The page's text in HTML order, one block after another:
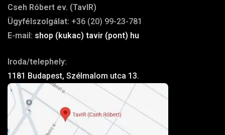
Cseh Róbert ev. (TavIR)
Ügyfélszolgálat: +36 (20) 99-23-781
E-mail: shop (kukac) tavir (pont) hu
Iroda/telephely:
1181 Budapest, Szélmalom utca 13.